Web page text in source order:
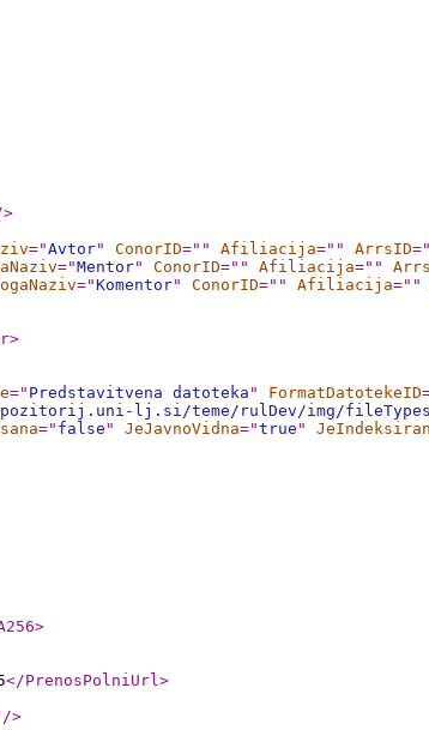
="Avtor" ConorID=" " Afiliacija=" " ArrsID="
="Mentor" ConorID=" " Afiliacija=" "
="Komentor" ConorID=" " Afiliacija=" "
>
=" Predstavitvena datoteka " FormatDatotekeID
lj.si/teme/rulDev/img/
=" false " JeJavnoVidna="true "
>
</PrenosPolniUrl>
/>